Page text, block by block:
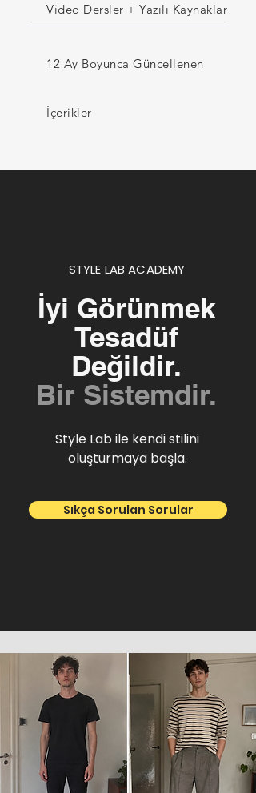
Video Dersler + Yazılı Kaynaklar
12 Ay Boyunca Güncellenen
İçerikler
STYLE LAB ACADEMY
İyi Görünmek
Tesadüf
Değildir.
Bir Sistemdir.
Style Lab ile kendi stilini
oluşturmaya başla.
Sıkça Sorulan Sorular